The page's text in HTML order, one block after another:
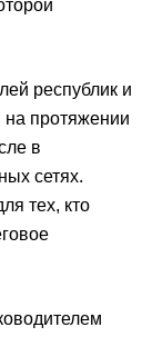
республик и
на протяжении
в
сетях.
тех, кто